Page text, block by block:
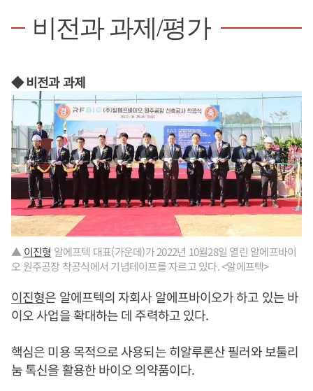
비전과 과제/평가
◆ 비전과 과제
▲ 이진형 알에프텍 대표(가운데)가 2022년 10월28일 열린 알에프바이
오 원주공장 착공식에서 기념테이프를 자르고 있다. <알에프텍>
이진형은 알에프텍의 자회사 알에프바이오가 하고 있는 바
이오 사업을 확대하는 데 주력하고 있다.
핵심은 미용 목적으로 사용되는 히알루론산 필러와 보툴리
눔 톡신을 활용한 바이오 의약품이다.